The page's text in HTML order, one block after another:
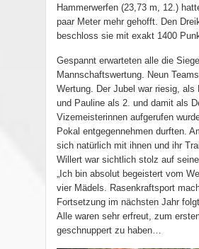
Hammerwerfen (23,73 m, 12.)
paar Meter mehr gehofft. Den
beschloss sie mit exakt 1400
Gespannt erwarteten alle die
Mannschaftswertung. Neun
Wertung. Der Jubel war riesig, als
und Pauline als 2. und damit als
Vizemeisterinnen aufgerufen
Pokal entgegennehmen durften.
sich natürlich mit ihnen und ihr
Willert war sichtlich stolz auf
„Ich bin absolut begeistert vom
vier Mädels. Rasenkraftsport
Fortsetzung im nächsten Jahr
Alle waren sehr erfreut, zum
geschnuppert zu haben…